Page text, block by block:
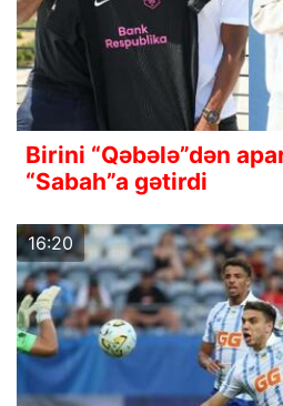
Birini “Qəbələ”dən
“Sabah”a gətirdi
16:20